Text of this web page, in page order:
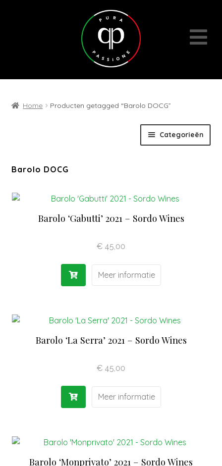
Home Producten getagged “Barolo DOCG”
Categorieën
Wijnen
Cadeaubons | Events | Diversen
Wijn- en geschenkpakketten
Antipasti | Sauzen
Koffie | Dolci
Barolo DOCG
Barolo ‘Gabutti’ 2021 – Sordo Wines
€ 45,00
Meer informatie
Barolo ‘La Serra’ 2021 – Sordo Wines
€ 45,00
Meer informatie
Barolo ‘Monprivato’ 2021 – Sordo Wines